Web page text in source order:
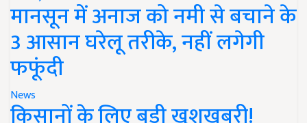
मानसून में अनाज को नमी से बचाने के
3 आसान घरेलू तरीके, नहीं लगेगी
फफूंदी
News